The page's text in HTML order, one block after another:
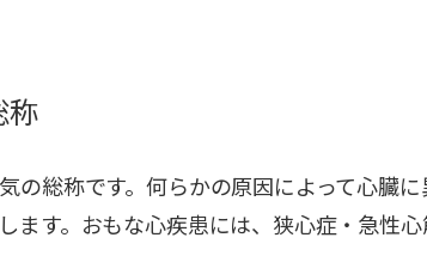
称
の総称です。何らかの原因によって心臓
ます。おもな心疾患には、狭心症・急性